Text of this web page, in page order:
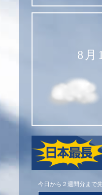
8月
今日から２週間分まで